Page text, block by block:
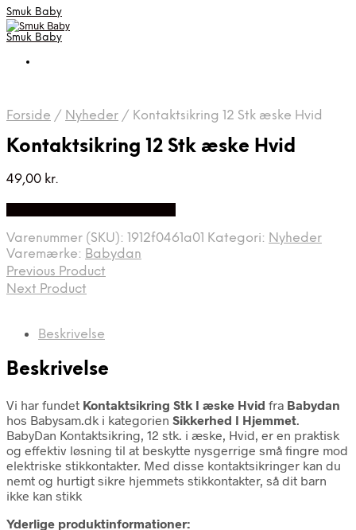
Smuk Baby
Smuk Baby
Forside / Nyheder / Kontaktsikring 12 Stk æske Hvid
Kontaktsikring 12 Stk æske Hvid
49,00 kr.
Varenummer (SKU): 1912f0461a01 Kategori: Nyheder
Varemærke: Babydan
Previous Product
Next Product
Beskrivelse
Beskrivelse
Vi har fundet Kontaktsikring Stk I æske Hvid fra Babydan
hos Babysam.dk i kategorien Sikkerhed I Hjemmet.
BabyDan Kontaktsikring, 12 stk. i æske, Hvid, er en praktisk
og effektiv løsning til at beskytte nysgerrige små fingre mod
elektriske stikkontakter. Med disse kontaktsikringer kan du
nemt og hurtigt sikre hjemmets stikkontakter, så dit barn
ikke kan stikk
Yderlige produktinformationer: